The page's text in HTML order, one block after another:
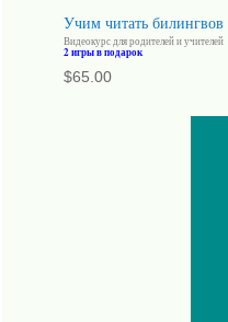
Учим читать билингвов
Видеокурс для родителей и учителей
2 игры в подарок
$65.00